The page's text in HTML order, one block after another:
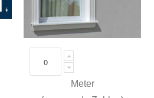
Meter